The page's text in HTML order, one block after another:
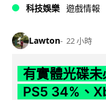
科技娛樂 遊戲情報
Lawton 22 小時
有實體光碟未
PS5 34%、